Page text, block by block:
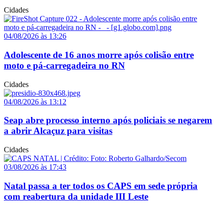
Cidades
04/08/2026 às 13:26
Adolescente de 16 anos morre após colisão entre
moto e pá-carregadeira no RN
Cidades
04/08/2026 às 13:12
Seap abre processo interno após policiais se negarem
a abrir Alcaçuz para visitas
Cidades
03/08/2026 às 17:43
Natal passa a ter todos os CAPS em sede própria
com reabertura da unidade III Leste